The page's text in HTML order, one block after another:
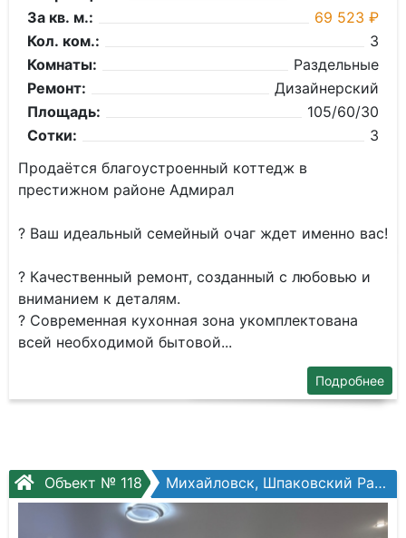
За кв. м.:
69 523 ₽
Кол. ком.:
3
Комнаты:
Раздельные
Ремонт:
Дизайнерский
Площадь:
105/60/30
Сотки:
3
Продаётся благоустроенный коттедж в
престижном районе Адмирал
? Ваш идеальный семейный очаг ждет именно вас!
? Качественный ремонт, созданный с любовью и
вниманием к деталям.
? Современная кухонная зона укомплектована
всей необходимой бытовой...
Подробнее
Объект № 118 Михайловск, Шпаковский Район, Владимирская ул.